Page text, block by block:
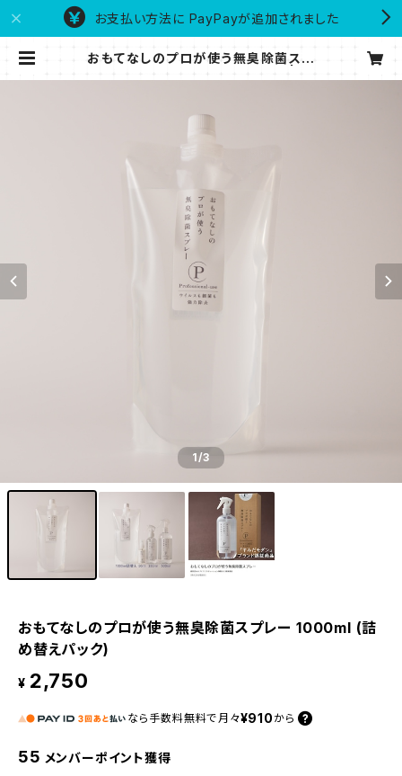
お支払い方法に PayPayが追加されました
おもてなしのプロが使う無臭除菌スプ
1/3
おもてなしのプロが使う無臭除菌スプレー 1000ml (詰
め替えパック)
¥ 2,750
なら 手数料無料で 月々¥910 から
55 メンバーポイント獲得